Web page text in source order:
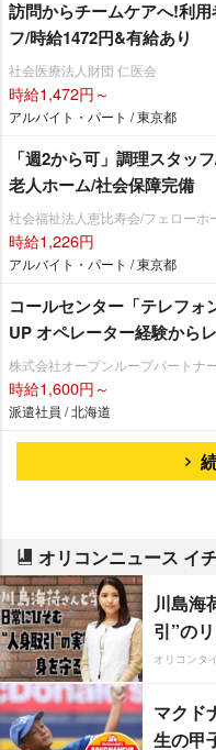
訪問からチームケアへ!利
フ/時給1472円&有給あり
社会医療法人財団 仁医会
時給1,472円～
アルバイト・パート / 東京都
「週2から可」調理スタッ
老人ホーム/社会保障完備
社会福祉法人恵比寿会/フェローホ
時給1,226円
アルバイト・パート / 東京都
コールセンター「テレフォ
UP オペレーター経験から
株式会社オープンループパートナ
時給1,600円～
派遣社員 / 北海道
オリコンニュース イ
川島海
引”の
オリコンタ
マクド
生の甲